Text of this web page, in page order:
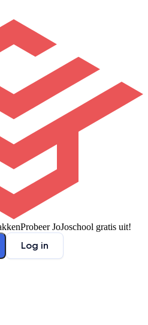
Probeer JoJoschool gratis uit!
Log in